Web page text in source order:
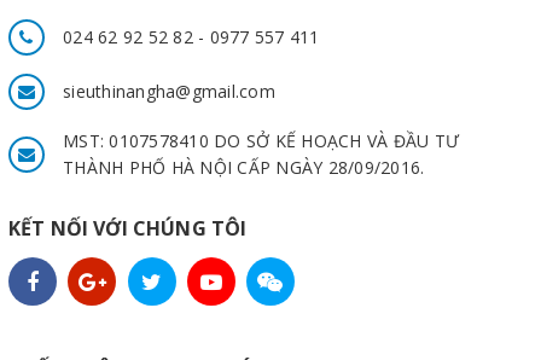
024 62 92 52 82 - 0977 557 411
sieuthinangha@gmail.com
MST: 0107578410 DO SỞ KẾ HOẠCH VÀ ĐẦU TƯ
THÀNH PHỐ HÀ NỘI CẤP NGÀY 28/09/2016.
KẾT NỐI VỚI CHÚNG TÔI